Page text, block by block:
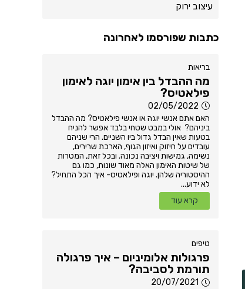
עיצוב ירוק
כתבות שפורסמו לאחרונה
בריאות
מה ההבדל בין אימון יוגה לאימון
פילאטיס?
02/05/2022
האם אתם אנשי יוגה או אנשי פילאטיס? מה ההבדל
ביניהם? אולי במבט שטחי בלבד אפשר להניח
בטעות שאין הבדל גדול ביו השניים. הרי שניהם
עובדים על חיזוק ואיזון הגוף, הארכת שרירים,
נשימה, גמישות ויציבה נכונה. ובכל זאת, המטרות
של שיטות האימון האלה מאוד שונות, כמו גם
ההיסטוריה שלהן. יוגה ופילאטיס- איך הכל התחיל?
לא ידוע...
קרא עוד
טיפים
פרגולות אלומיניום – איך פרגולה
תורמת לסביבה?
20/07/2021